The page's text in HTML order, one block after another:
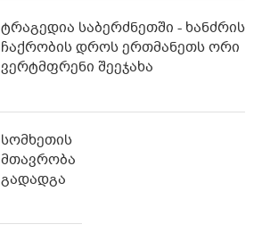
ტრაგედია საბერძნეთში - ხანძრის
ჩაქრობის დროს ერთმანეთს ორი
ვერტმფრენი შეეჯახა
სომხეთის
მთავრობა
გადადგა